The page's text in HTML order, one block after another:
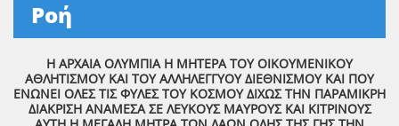
Ροή
Η ΑΡΧΑΙΑ ΟΛΥΜΠΙΑ Η ΜΗΤΕΡΑ ΤΟΥ ΟΙΚΟΥΜΕΝΙΚΟΥ
ΑΘΛΗΤΙΣΜΟΥ ΚΑΙ ΤΟΥ ΑΛΛΗΛΕΓΓΥΟΥ ΔΙΕΘΝΙΣΜΟΥ ΚΑΙ ΠΟΥ
ΕΝΩΝΕΙ ΟΛΕΣ ΤΙΣ ΦΥΛΕΣ ΤΟΥ ΚΟΣΜΟΥ ΔΙΧΩΣ ΤΗΝ ΠΑΡΑΜΙΚΡΗ
ΔΙΑΚΡΙΣΗ ΑΝΑΜΕΣΑ ΣΕ ΛΕΥΚΟΥΣ ΜΑΥΡΟΥΣ ΚΑΙ ΚΙΤΡΙΝΟΥΣ